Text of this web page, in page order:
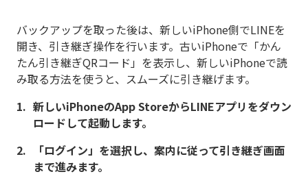
バックアップを取った後は、新しいiPhone側でLINEを
開き、引き継ぎ操作を行います。古いiPhoneで「かん
たん引き継ぎQRコード」を表示し、新しいiPhoneで読
み取る方法を使うと、スムーズに引き継げます。
新しいiPhoneのApp StoreからLINEアプリをダウン
ロードして起動します。
「ログイン」を選択し、案内に従って引き継ぎ画面
まで進みます。